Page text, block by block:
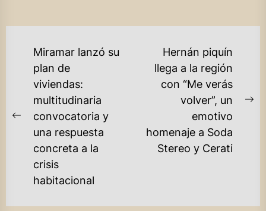
NAVEGACIÓN
ENTRADAS
Previous
post:
Miramar lanzó su
plan de
viviendas:
multitudinaria
convocatoria y
una respuesta
concreta a la
crisis
habitacional
Hernán piquín
llega a la región
con “Me verás
volver”, un
emotivo
homenaje a Soda
Stereo y Cerati